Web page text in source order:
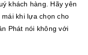
khách hàng. Hãy yên
khi lựa chọn cho
Phát nói không với